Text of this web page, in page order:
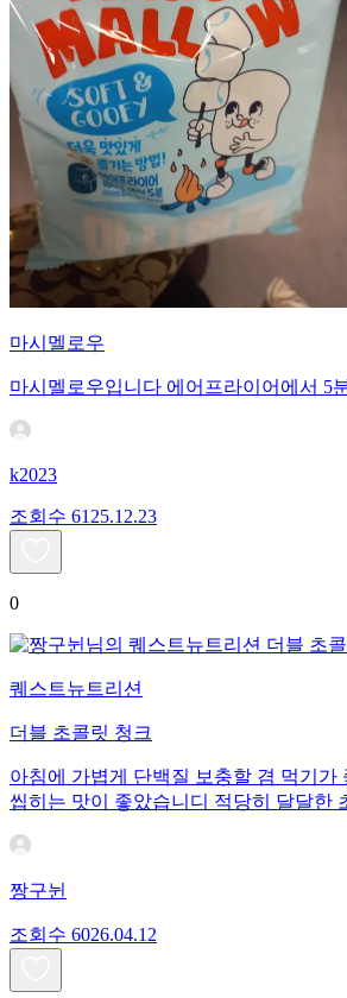
마시멜로우
마시멜로우입니다 에어프라이어에서 5
k2023
조회수 61 25.12.23
0
퀘스트뉴트리션
더블 초콜릿 청크
아침에 가볍게 단백질 보충할 겸 먹기
씹히는 맛이 좋았습니디 적당히 달달한
짱구뉜
조회수 6026.04.12